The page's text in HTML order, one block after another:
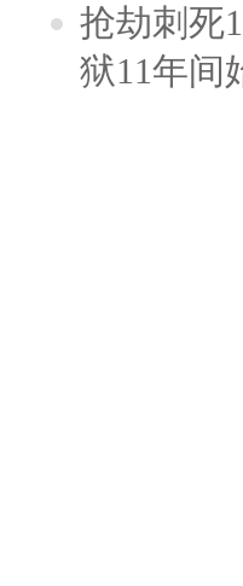
抢劫刺死
狱11年间